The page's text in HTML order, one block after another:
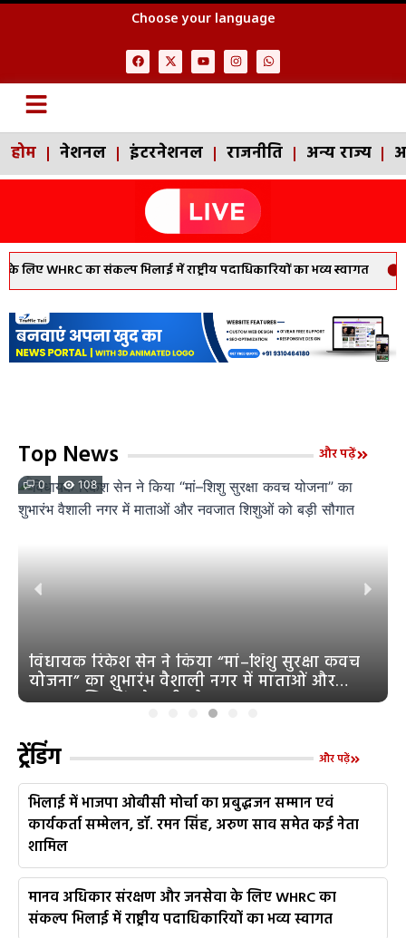
Choose your language
होम नेशनल इंटरनेशनल राजनीति अन्य राज्य
WHRC का संकल्प भिलाई में राष्ट्रीय पदाधिकारियों का भव्य स्वागत
Top News और पढ़ें
0 108
विधायक रिकेश सेन ने किया “मां–शिशु सुरक्षा कवच
योजना” का शुभारंभ वैशाली नगर में माताओं और
नवजात शिशुओं को बड़ी सौगात
ट्रेंडिंग और पढ़ें
भिलाई में भाजपा ओबीसी मोर्चा का प्रबुद्धजन सम्मान एवं
कार्यकर्ता सम्मेलन, डॉ. रमन सिंह, अरुण साव समेत कई नेता
शामिल
मानव अधिकार संरक्षण और जनसेवा के लिए WHRC का
संकल्प भिलाई में राष्ट्रीय पदाधिकारियों का भव्य स्वागत